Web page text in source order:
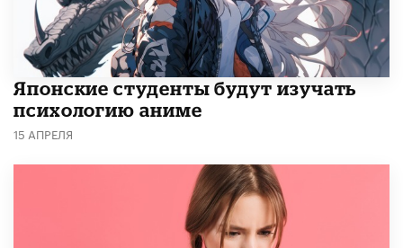
Японские студенты будут изучать
психологию аниме
15 АПРЕЛЯ